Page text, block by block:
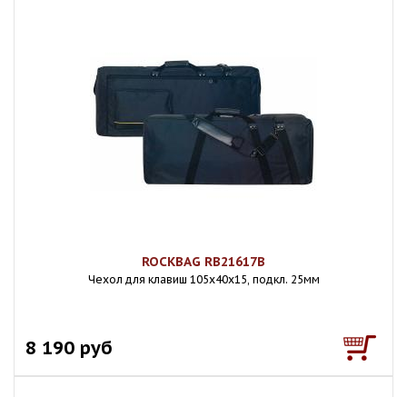
ROCKBAG RB21617B
Чехол для клавиш 105х40х15, подкл. 25мм
8 190 руб